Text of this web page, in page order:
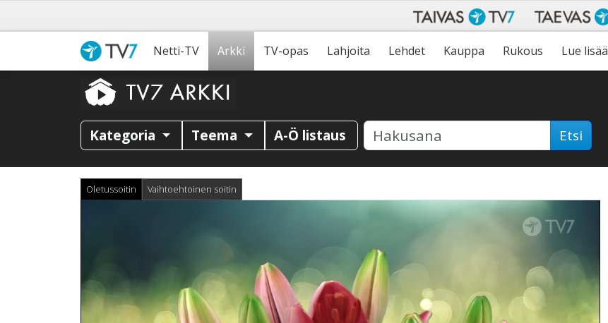
Netti-TV Arkki TV-opas Lahjoita Lehdet Kauppa Rukous Lue lisää
Kategoria Teema A-Ö listaus Etsi
Oletussoitin Vaihtoehtoinen soitin